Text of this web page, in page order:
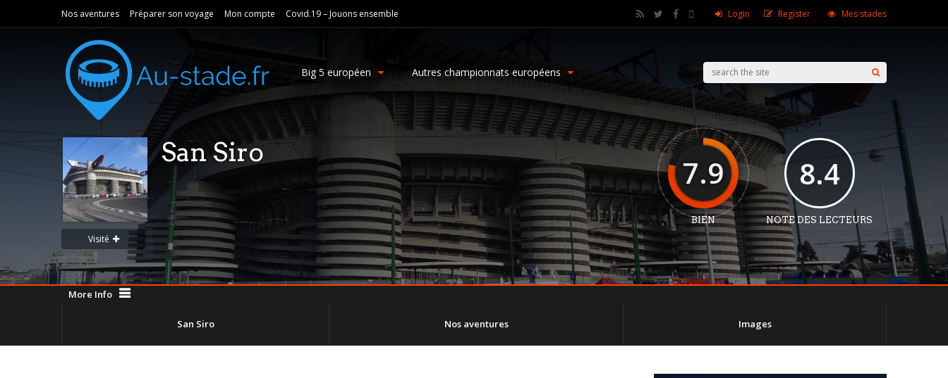
Nos aventures Préparer son voyage Mon compte Covid.19 – Jouons ensemble Login Register Mes stades
Big 5 européen Autres championnats européens
Visité
San Siro
7.9
BIEN
8.4
NOTE DES LECTEURS
More Info
San Siro Nos aventures Images